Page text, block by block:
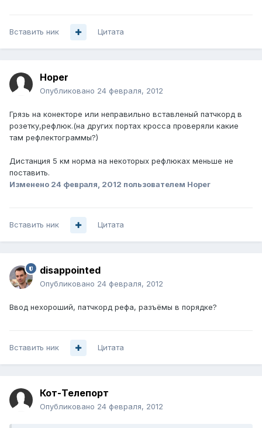
Вставить ник Цитата
Hoper
Опубликовано 24 февраля, 2012
Грязь на конекторе или неправильно вставленый патчкорд в
розетку,рефлюк.(на других портах кросса проверяли какие
там рефлектограммы?)
Дистанция 5 км норма на некоторых рефлюках меньше не
поставить.
Изменено 24 февраля, 2012 пользователем Hoper
Вставить ник Цитата
disappointed
Опубликовано 24 февраля, 2012
Ввод нехороший, патчкорд рефа, разъёмы в порядке?
Вставить ник Цитата
Кот-Телепорт
Опубликовано 24 февраля, 2012